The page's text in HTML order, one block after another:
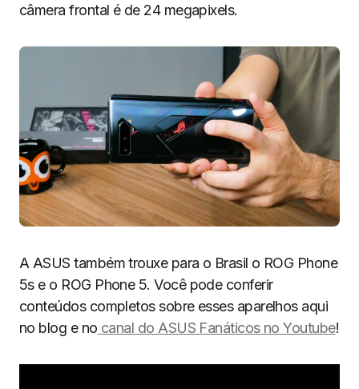
câmera frontal é de 24 megapixels.
A ASUS também trouxe para o Brasil o ROG Phone
5s e o ROG Phone 5. Você pode conferir
conteúdos completos sobre esses aparelhos aqui
no blog e no canal do ASUS Fanáticos no Youtube!